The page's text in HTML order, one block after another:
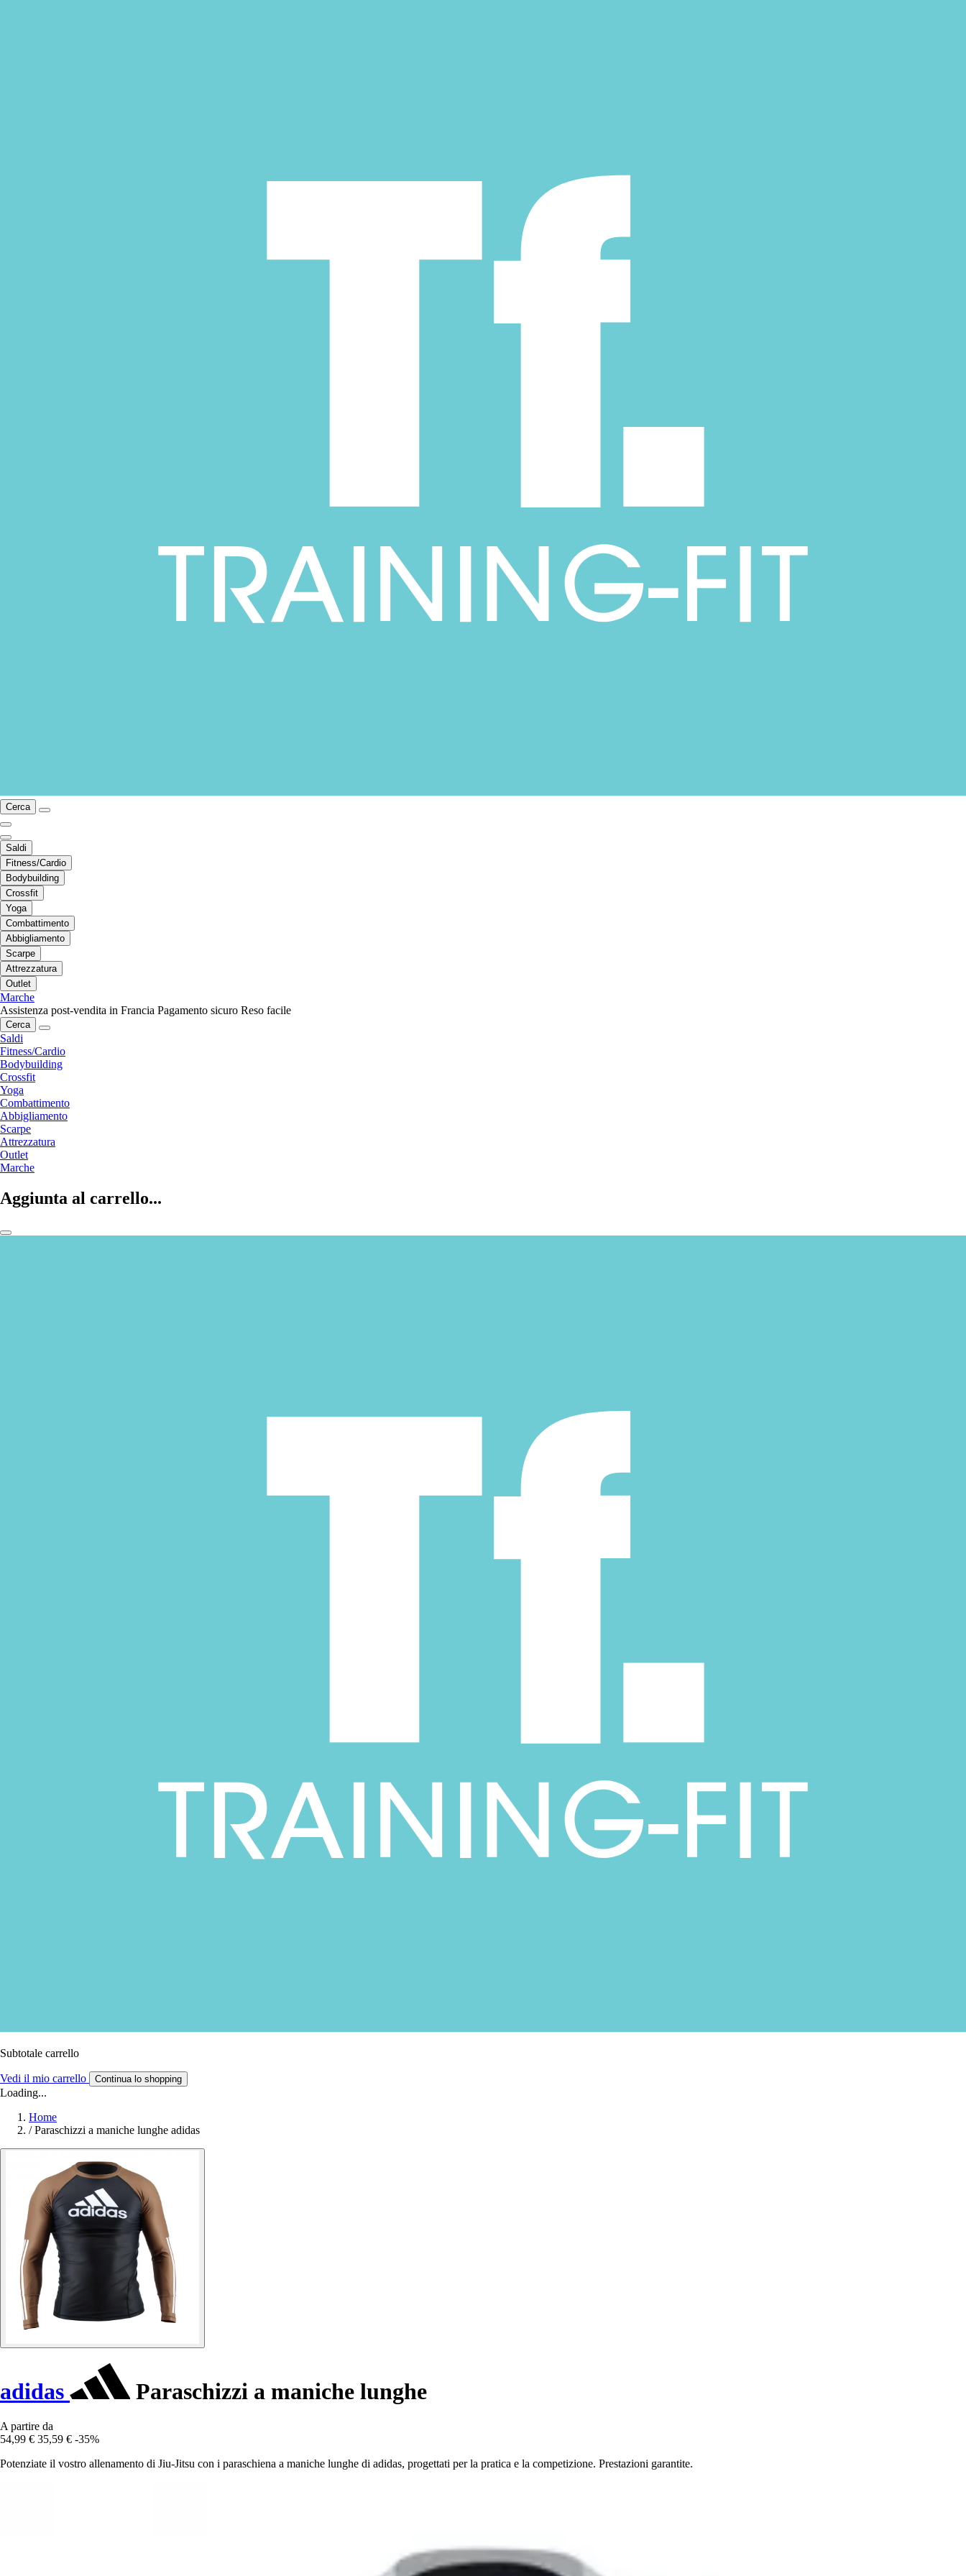
Cerca
Saldi
Fitness/Cardio
Bodybuilding
Crossfit
Yoga
Combattimento
Abbigliamento
Scarpe
Attrezzatura
Outlet
Marche
Assistenza post-vendita in Francia Pagamento sicuro Reso facile
Cerca
Saldi
Fitness/Cardio
Bodybuilding
Crossfit
Yoga
Combattimento
Abbigliamento
Scarpe
Attrezzatura
Outlet
Marche
Aggiunta al carrello...
Subtotale carrello
Vedi il mio carrello Continua lo shopping
Loading...
Home
/ Paraschizzi a maniche lunghe adidas
adidas Paraschizzi a maniche lunghe
A partire da
54,99 € 35,59 € -35%
Potenziate il vostro allenamento di Jiu-Jitsu con i paraschiena a maniche lunghe di adidas, progettati per la pratica e la competizione. Prestazioni garantite.